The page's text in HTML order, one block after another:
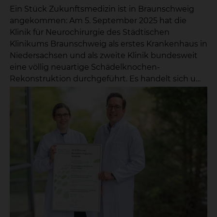
17:40 Uhr zeigt Oberarzt Dr. Ernst Rzesacz auf, was
zu tun ist, wenn die Wirbelkörper
zusammenbrechen. Im letzten Fachvortrag um 18
Uhr berichtet Prof. Dr. Zweckberger dann über die
modernen Behandlungsmöglichkeiten des
Bandscheibenvorfalls. Nach dem Vortrag stehen
die Experten des skbs noch zum Austausch bereit.
Das Städtische Klinikum Braunschweig freut sich
auf zahlreiche Teilnehmer.
Ein Stück Zukunftsmedizin ist in Braunschweig
angekommen: Am 5. September 2025 hat die
Klinik für Neurochirurgie des Städtischen
Klinikums Braunschweig als erstes Krankenhaus in
Niedersachsen und als zweite Klinik bundesweit
eine völlig neuartige Schädelknochen-
Rekonstruktion durchgeführt. Es handelt sich um
Druckverfahren aus bioresorbierbaren Materialien
hergestellt wurde – und sich innerhalb von zwei
umwandelt.Bislang kamen bei solchen Eingriffen
Implantate aus Titan oder Kunststoff zum Einsatz,
neuen Verfahren eröffnet sich erstmals die
Möglichkeit, Defekte im Schädel so zu behandeln,